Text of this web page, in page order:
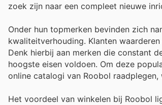
zoek zijn naar een compleet nieuwe
Onder hun topmerken bevinden zich
kwaliteitverhouding. Klanten
Denk hierbij aan merken die constant
hoogste eisen voldoen. Om deze
online catalogi van Roobol
Het voordeel van winkelen bij Roobol